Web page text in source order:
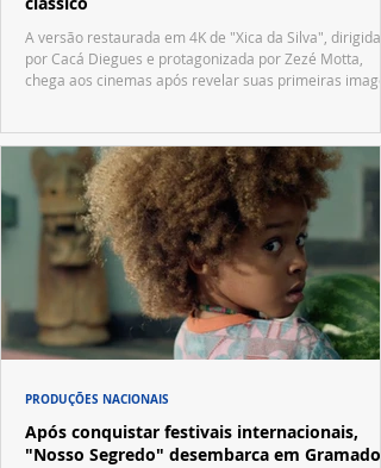
A versão restaurada em 4K de "Xica da Silva", dirigida
por Cacá Diegues e protagonizada por Zezé Motta,
chega aos cinemas após revelar suas primeiras
Após conquistar festivais internacionais,
"Nosso Segredo" desembarca em Gramado
PRODUÇÕES NACIONAIS